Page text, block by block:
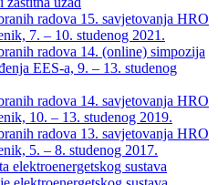
radova 15. savjetovanja HRO
7. – 10. studenog 2021.
radova 14. (online) simpozija
EES-a, 9. – 13. studenog
radova 14. savjetovanja HRO
10. – 13. studenog 2019.
radova 13. savjetovanja HRO
5. – 8. studenog 2017.
elektroenergetskog sustava